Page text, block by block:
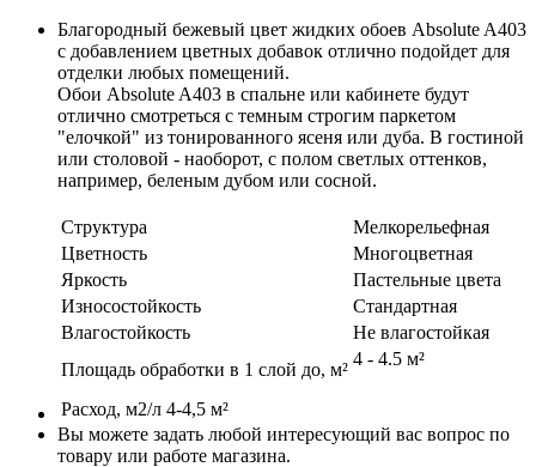
Благородный бежевый цвет жидких обоев Absolute A403
с добавлением цветных добавок отлично подойдет для
отделки любых помещений.
Обои Absolute A403 в спальне или кабинете будут
отлично смотреться с темным строгим паркетом
"елочкой" из тонированного ясеня или дуба. В гостиной
или столовой - наоборот, с полом светлых оттенков,
например, беленым дубом или сосной.
Структура
Мелкорельефная
Цветность
Многоцветная
Яркость
Пастельные цвета
Износостойкость
Стандартная
Влагостойкость
Не влагостойкая
Площадь обработки в 1 слой до, м²
4 - 4.5 м²
Расход, м2/л 4-4,5 м²
Вы можете задать любой интересующий вас вопрос по
товару или работе магазина.